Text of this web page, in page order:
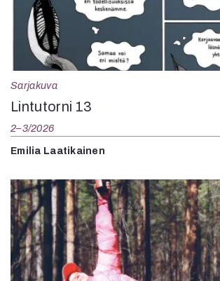
Sarjakuva
Lintutorni 13
2–3/2026
Emilia Laatikainen